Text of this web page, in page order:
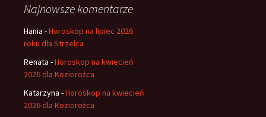
Najnowsze komentarze
Hania -Horoskop na lipiec 2026
roku dla Strzelca
Renata -Horoskop na kwiecień
2026 dla Koziorożca
Katarzyna -Horoskop na kwiecień
2026 dla Koziorożca